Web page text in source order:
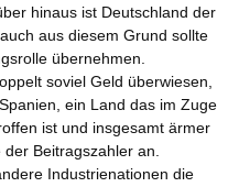
hinaus ist Deutschland der
aus diesem Grund sollte
übernehmen.
soviel Geld überwiesen,
ein Land das im Zuge
ist und insgesamt ärmer
Beitragszahler an.
Industrienationen die